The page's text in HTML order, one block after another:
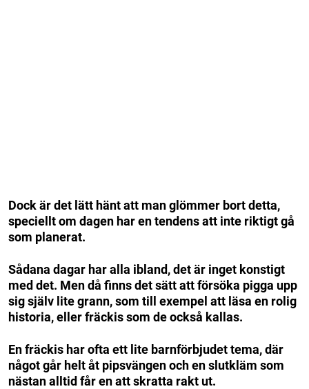
Dock är det lätt hänt att man glömmer bort detta,
speciellt om dagen har en tendens att inte riktigt gå
som planerat.
Sådana dagar har alla ibland, det är inget konstigt
med det. Men då finns det sätt att försöka pigga upp
sig själv lite grann, som till exempel att läsa en rolig
historia, eller fräckis som de också kallas.
En fräckis har ofta ett lite barnförbjudet tema, där
något går helt åt pipsvängen och en slutkläm som
nästan alltid får en att skratta rakt ut.